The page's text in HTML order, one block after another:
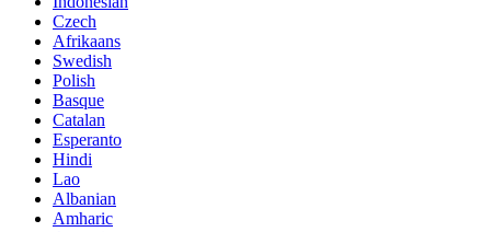
Czech
Afrikaans
Swedish
Polish
Basque
Catalan
Esperanto
Hindi
Lao
Albanian
Amharic